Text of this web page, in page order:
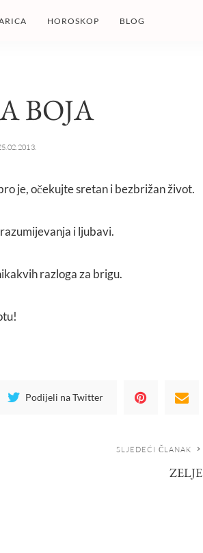
HOROSKOP BLOG
BOJA
je, očekujte sretan i bezbrižan život.
i ljubavi.
razloga za brigu.
Podijeli na Twitter
SLJEDEĆI ČLANAK
ZELJE